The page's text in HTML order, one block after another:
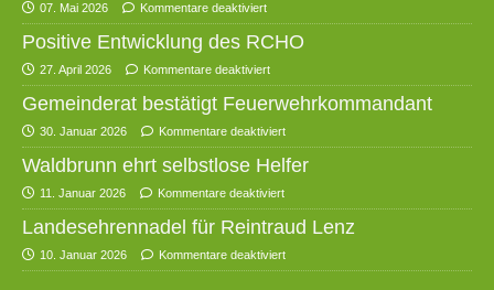
07. Mai 2026 Kommentare deaktiviert
Positive Entwicklung des RCHO
27. April 2026 Kommentare deaktiviert
Gemeinderat bestätigt Feuerwehrkommandant
30. Januar 2026 Kommentare deaktiviert
Waldbrunn ehrt selbstlose Helfer
11. Januar 2026 Kommentare deaktiviert
Landesehrennadel für Reintraud Lenz
10. Januar 2026 Kommentare deaktiviert